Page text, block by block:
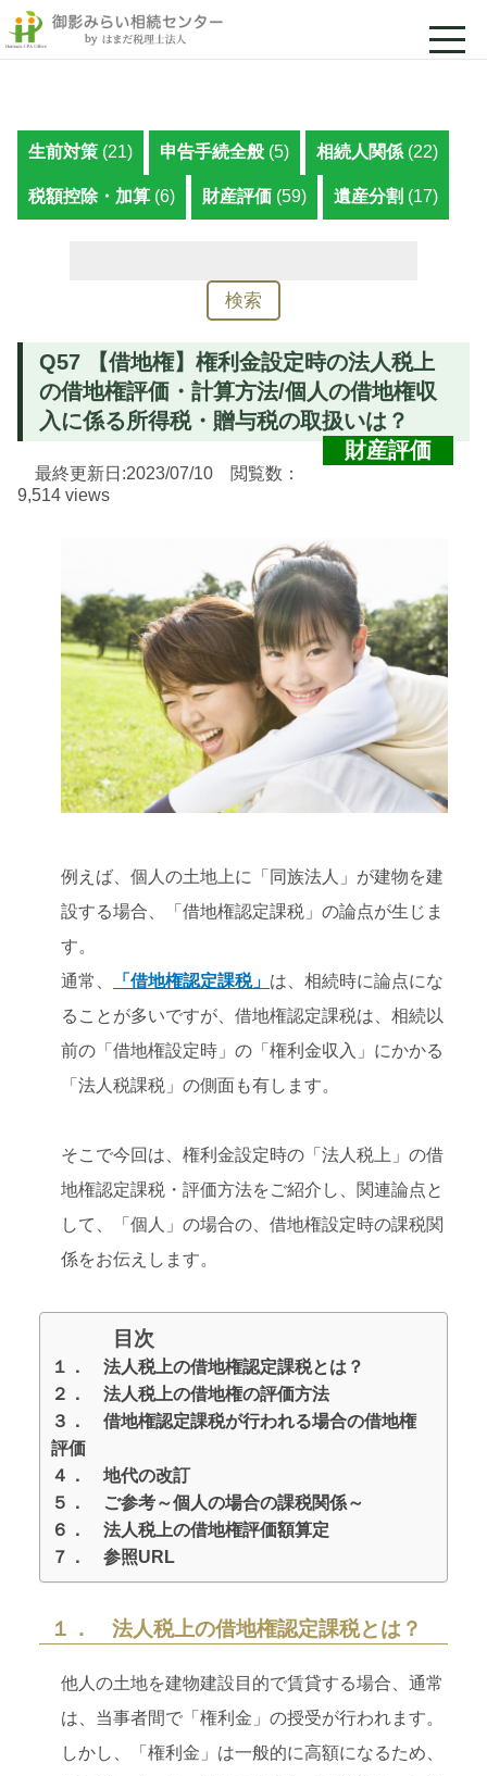
生前対策 (21) 申告手続全般 (5) 相続人関係 (22)
税額控除・加算 (6) 財産評価 (59) 遺産分割 (17)
Q57 【借地権】権利金設定時の法人税上
の借地権評価・計算方法/個人の借地権収
入に係る所得税・贈与税の取扱いは？
財産評価
最終更新日:2023/07/10 閲覧数：
9,514 views
例えば、個人の土地上に「同族法人」が建物を建
設する場合、「借地権認定課税」の論点が生じま
す。
通常、
「借地権認定課税」 は、相続時に論点にな
ることが多いですが、借地権認定課税は、相続以
前の「借地権設定時」の「権利金収入」にかかる
「法人税課税」の側面も有します。
そこで今回は、権利金設定時の「法人税上」の借
地権認定課税・評価方法をご紹介し、関連論点と
して、「個人」の場合の、借地権設定時の課税関
係をお伝えします。
目次
１． 法人税上の借地権認定課税とは？
２． 法人税上の借地権の評価方法
３． 借地権認定課税が行われる場合の借地権
評価
４． 地代の改訂
５． ご参考～個人の場合の課税関係～
６． 法人税上の借地権評価額算定
７． 参照URL
１． 法人税上の借地権認定課税とは？
他人の土地を建物建設目的で賃貸する場合、通常
は、当事者間で「権利金」の授受が行われます。
しかし、「権利金」は一般的に高額になるため、